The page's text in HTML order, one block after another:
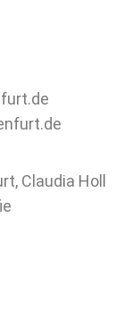
Claudia Holl